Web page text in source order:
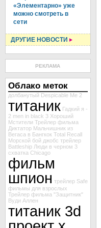
«Элементарно» уже
можно смотреть в
сети
ДРУГИЕ НОВОСТИ
РЕКЛАМА
Облако меток
долбанутый Despicable Me 2
титаник Гадкий я -
2 men in black 3 Хороший
Мстители Трейлер фильма
Диктатор Мальчишник из
Вегаса в Бангкок Total Recall
Морской бой джобс трейлер
Battleship Люди в черном 3
схватка Chicago
фильм
шпион трейлер Safe
фильмы для взрослых
Трейлер фильма "Защитник"
Вуди Аллен
титаник 3d